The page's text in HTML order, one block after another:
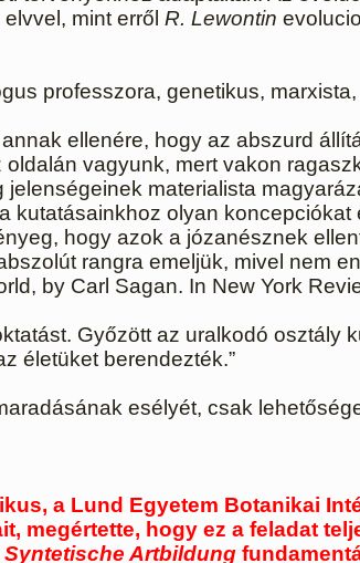
mint erről R. Lewontin
professzora, genetikus,
ellenére, hogy az abszurd
vagyunk, mert vakon
materialista
kutatásainkhoz olyan
hogy azok a józanésznek
rangra emeljük, mivel nem
by Carl Sagan. In New York
Győzött az uralkodó osztály
életüket berendezték.”
esélyét, csak
a Lund Egyetem Botanikai
megértette, hogy ez a feladat
Syntetische Artbildung